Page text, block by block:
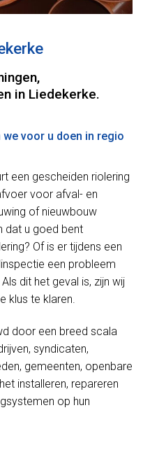
in Liedekerke.
voor u doen in regio
een gescheiden riolering
voor afval- en
of nieuwbouw
dat u goed bent
Of is er tijdens een
een probleem
dit het geval is, zijn wij
klus te klaren.
door een breed scala
syndicaten,
gemeenten, openbare
installeren, repareren
op hun